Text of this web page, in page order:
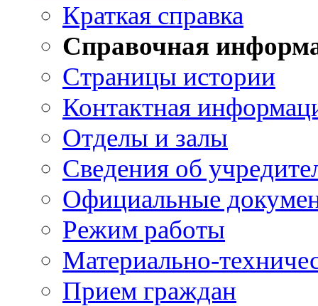
Краткая справка
Справочная
Страницы истории
Контактная
Отделы и залы
Сведения об
Официальные
Режим работы
Материально-
Прием граждан